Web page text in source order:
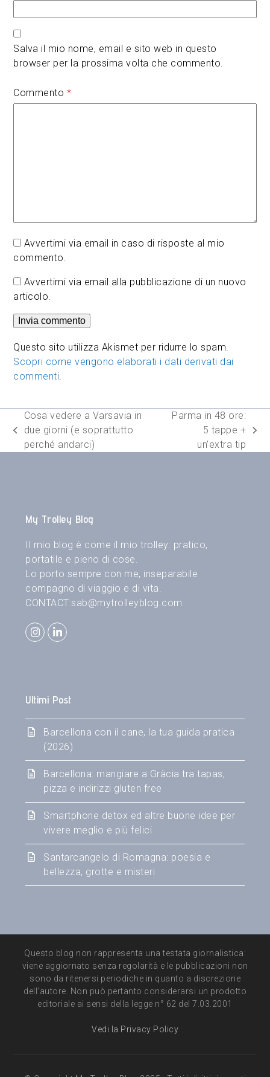
Salva il mio nome, email e sito web in questo
browser per la prossima volta che commento.
Commento *
Avvertimi via email in caso di risposte al mio
commento.
Avvertimi via email alla pubblicazione di un nuovo
articolo.
Questo sito utilizza Akismet per ridurre lo spam.
Scopri come vengono elaborati i dati derivati dai
commenti.
post
precedente:
Cosa vedere a Varsavia in
due giorni (e soprattutto
perché andarci)
articolo
successivo:
Parma in 48 ore:
5 tappe +
un’extra tip
My Trolley Blog
Il mio blog è come il mio trolley: pratico,
portatile e pieno di cose.
Lo porto sempre con me, inseparabile
compagno di viaggio e di vita.
CONTACT:sab@mytrolleyblog.com
Instagram
LinkedIn
Ultimi Post
Barcellona con il cane, la tua guida pratica
(2026)
Barcellona: mangiare a Gràcia tra tapas,
pizza e indirizzi gluten free
Smartphone detox ed altre buone idee per
vivere meglio e più felici
Santarcangelo di Romagna: poesia e
bellezza, grotte e misteri
Questo blog non rappresenta una testata giornalistica:
viene aggiornato senza regolarità e le pubblicazioni non
sono da ritenersi periodiche in quanto a discrezione
dell’autore. Non può pertanto considerarsi un prodotto
editoriale ai sensi della legge n° 62 del 7.03.2001
Vedi la Privacy Policy